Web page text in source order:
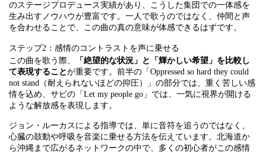
のステージプロデュース実績があり、こうした集団での一体感を
生み出すノウハウが豊富です。一人で歌うのではなく、仲間と声
を合わせることで、この曲の真の意味が体感できるはずです。
ステップ2：感情のコントラストを声に乗せる
この曲を歌う際、
「絶望的な状況」と「輝かしい希望」を比較し
て表現することが重要です。前半の「Oppressed so hard they could
not stand（耐えられないほどの抑圧）」の部分では、重く苦しい感
情を込め、サビの「Let my people go」では、一気に視界が開ける
ような解放感を表現します。
ジョン・ルーカスによる指導では、単に音符を追うのではなく、
心臓の鼓動や呼吸を音楽に乗せる方法を伝えています。北海道か
ら沖縄まで広がるネットワークの中で、多くの初心者がこの感情